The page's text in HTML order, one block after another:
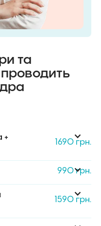
та
проводить
+
1690 грн.
990 грн.
1590 грн.